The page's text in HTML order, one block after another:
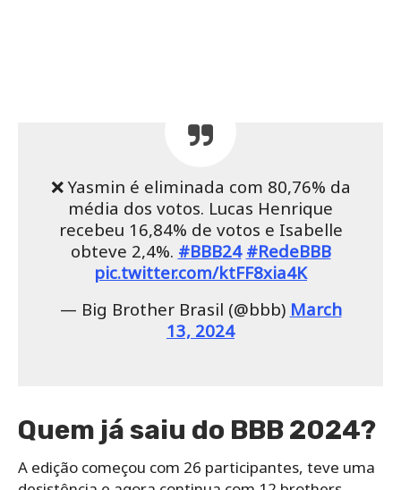
❌ Yasmin é eliminada com 80,76% da
média dos votos. Lucas Henrique
recebeu 16,84% de votos e Isabelle
obteve 2,4%. #BBB24 #RedeBBB
pic.twitter.com/ktFF8xia4K
— Big Brother Brasil (@bbb) March
13, 2024
Quem já saiu do BBB 2024?
A edição começou com 26 participantes, teve uma